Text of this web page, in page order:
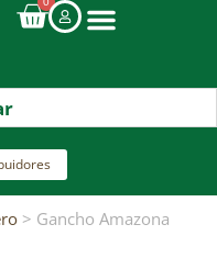
> Gancho Amazona